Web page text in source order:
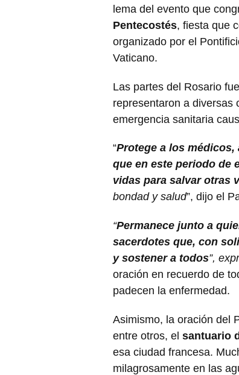
lema del evento que
Pentecostés, fiesta que
organizado por el
Vaticano.
Las partes del Rosario
representaron a diversas
emergencia sanitaria
“Protege a los
que en este periodo de
vidas para salvar otras
bondad y salud”, dijo el
“Permanece junto a
sacerdotes que, con
y sostener a todos”,
oración en recuerdo de
padecen la enfermedad.
Asimismo, la oración del
entre otros, el santuario
esa ciudad francesa.
milagrosamente en las